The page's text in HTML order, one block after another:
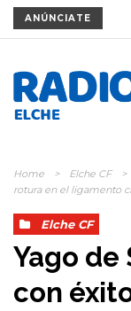
ANÚNCIATE
Home > Elche CF >
rotura en el ligamento
Elche CF
Yago de
con